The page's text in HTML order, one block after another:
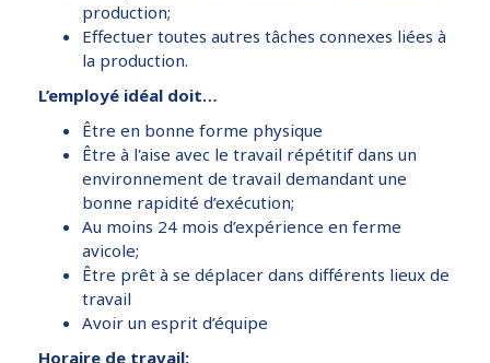
production;
Effectuer toutes autres tâches connexes liées à
la production.
L’employé idéal doit…
Être en bonne forme physique
Être à l'aise avec le travail répétitif dans un
environnement de travail demandant une
bonne rapidité d’exécution;
Au moins 24 mois d’expérience en ferme
avicole;
Être prêt à se déplacer dans différents lieux de
travail
Avoir un esprit d’équipe
Horaire de travail: